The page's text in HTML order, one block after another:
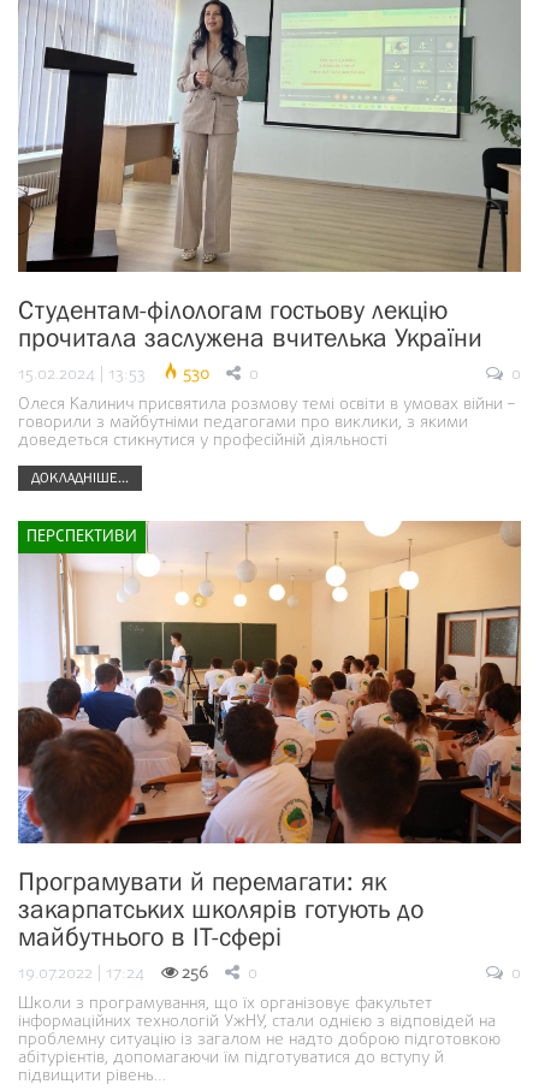
Студентам-філологам гостьову лекцію
прочитала заслужена вчителька України
15.02.2024 | 13:53 530 0
0
Олеся Калинич присвятила розмову темі освіти в умовах війни –
говорили з майбутніми педагогами про виклики, з якими
доведеться стикнутися у професійній діяльності
ДОКЛАДНІШЕ...
ПЕРСПЕКТИВИ
Програмувати й перемагати: як
закарпатських школярів готують до
майбутнього в ІТ-сфері
19.07.2022 | 17:24 256 0
0
Школи з програмування, що їх організовує факультет
інформаційних технологій УжНУ, стали однією з відповідей на
проблемну ситуацію із загалом не надто доброю підготовкою
абітурієнтів, допомагаючи їм підготуватися до вступу й
підвищити рівень…